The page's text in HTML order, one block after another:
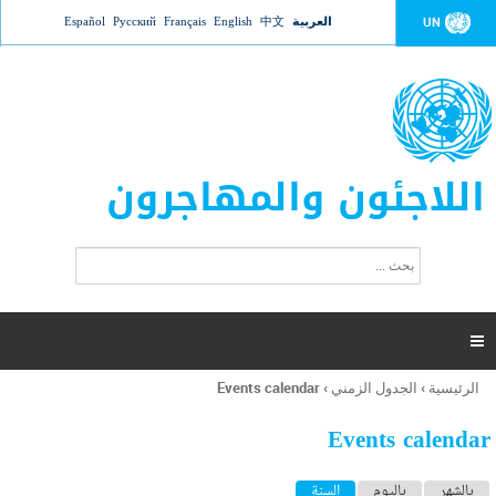
Jump to navigation UN العربية 中文
English
Français
Русский
Español
اللاجئون والمهاجرون
ت
ر
ل
ح
ب

أنت
هنا
الرئيسية › الجدول الزمني ›
Events calendar
Events calendar